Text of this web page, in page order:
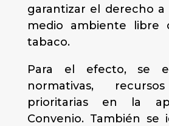
garantizar el derecho a
medio ambiente libre
tabaco.
Para el efecto, se
normativas,
prioritarias en la
Convenio. También se